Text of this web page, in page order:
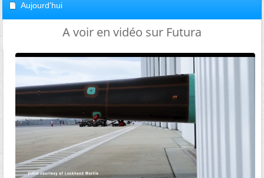
Aujourd'hui
A voir en vidéo sur Futura